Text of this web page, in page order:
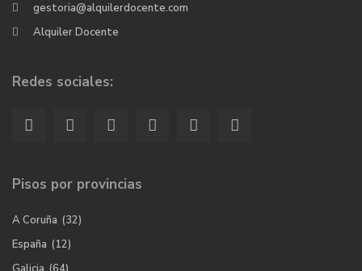
gestoria@alquilerdocente.com
Alquiler Docente
Redes sociales:
Pisos por provincias
A Coruña (32)
España (12)